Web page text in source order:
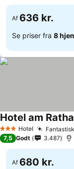
Af 636 kr.
Se priser fra 8
3 StjernerHotel
Hotel am
7,5 Godt 3.487
Af 680 kr.